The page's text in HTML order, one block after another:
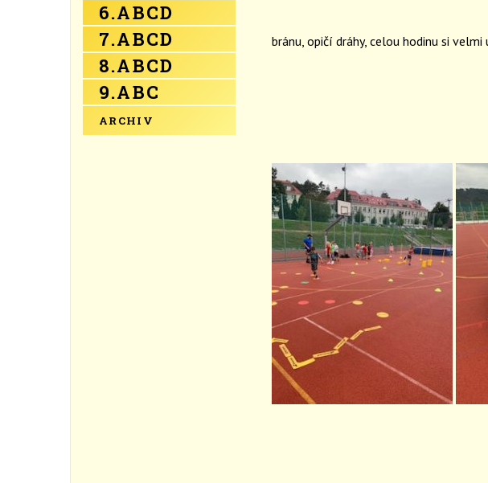
6.ABCD
7.ABCD
8.ABCD
9.ABC
ARCHIV
bránu, opičí dráhy, celou hodinu si velmi